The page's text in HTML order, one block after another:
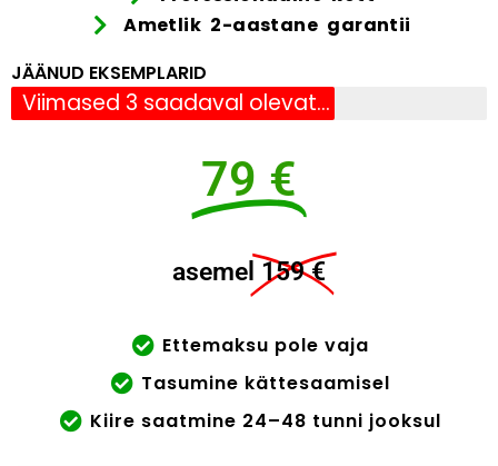
Ametlik 2-aastane garantii
JÄÄNUD EKSEMPLARID
Viimased 3 saadaval olevat eksemplari
79 €
asemel 159 €
Ettemaksu pole vaja
Tasumine kättesaamisel
Kiire saatmine 24–48 tunni jooksul